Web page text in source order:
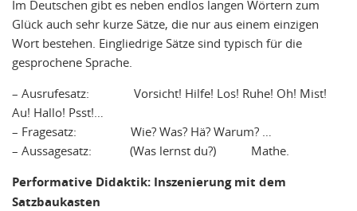
Im Deutschen gibt es neben endlos langen Wörtern zum
Glück auch sehr kurze Sätze, die nur aus einem einzigen
Wort bestehen. Eingliedrige Sätze sind typisch für die
gesprochene Sprache.
– Ausrufesatz: Vorsicht! Hilfe! Los! Ruhe! Oh! Mist!
Au! Hallo! Psst!…
– Fragesatz: Wie? Was? Hä? Warum? …
– Aussagesatz: (Was lernst du?) Mathe.
Performative Didaktik: Inszenierung mit dem
Satzbaukasten